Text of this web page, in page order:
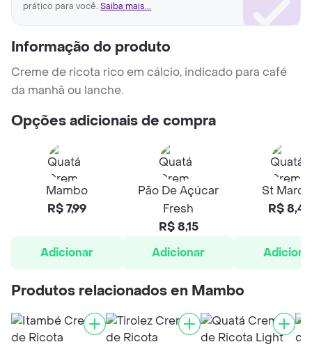
prático para você. Saiba mais...
Informação do produto
Creme de ricota rico em cálcio, indicado para café
da manhã ou lanche.
Opções adicionais de compra
Mambo
R$ 7,99
Adicionar
Pão De Açúcar
Fresh
R$ 8,15
Adicionar
St
R$ 8,46
Produtos relacionados en Mambo